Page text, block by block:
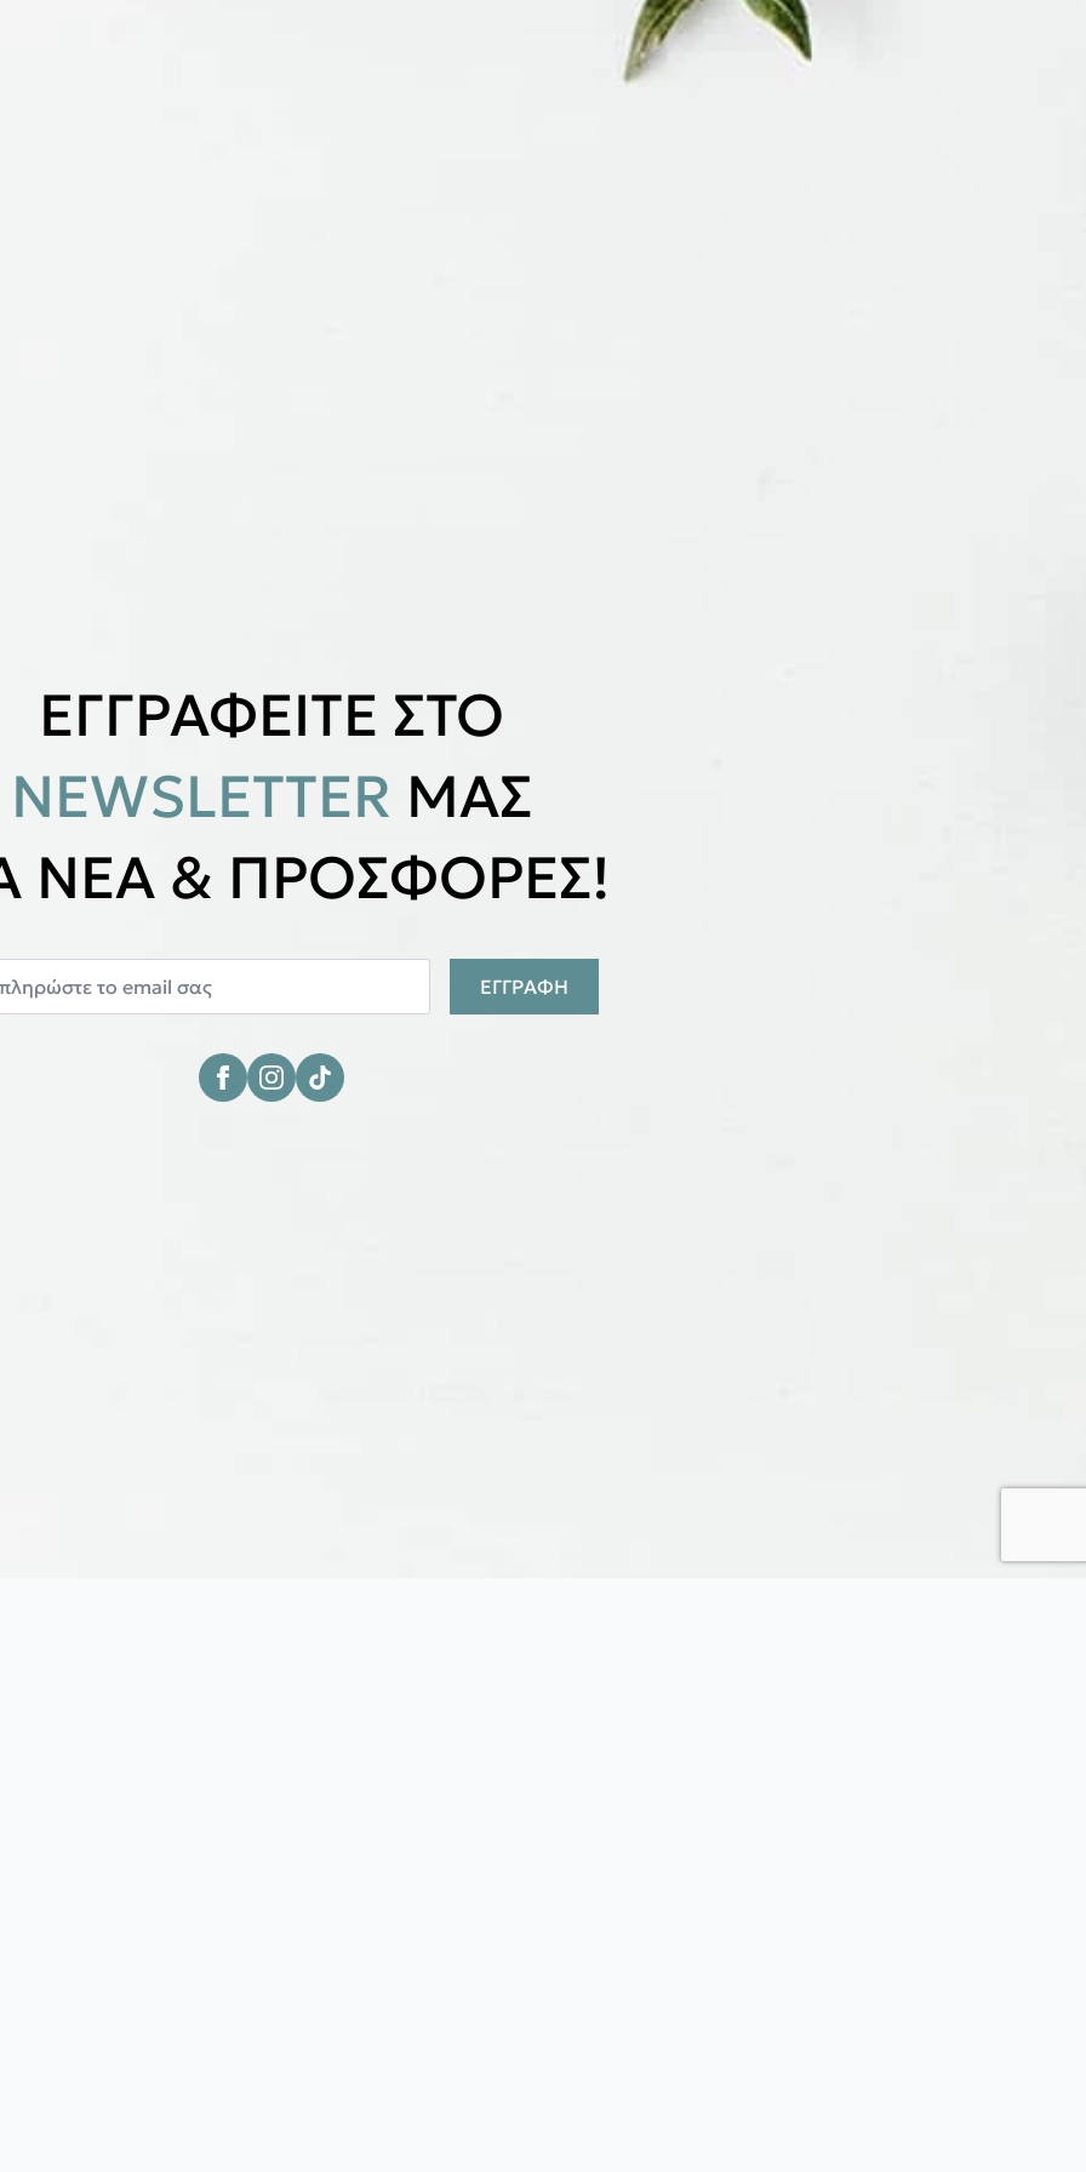
ΕΓΓΡΑΦΕΙΤΕ ΣΤΟ
NEWSLETTER ΜΑΣ
ΝΕΑ & ΠΡΟΣΦΟΡΕΣ!
ΕΓΓΡΑΦΗ